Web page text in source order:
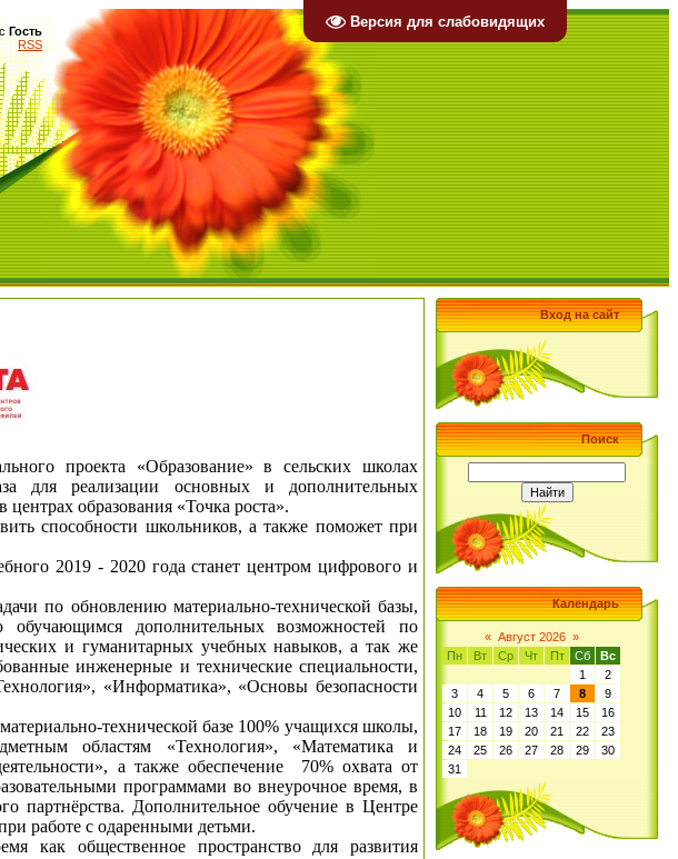
Версия для слабовидящих
Гость
RSS
проекта «Образование» в сельских школах
для реализации основных и дополнительных
образования «Точка роста».
способности школьников, а также поможет при
2019 - 2020 года станет центром цифрового и
по обновлению материально-технической базы,
обучающимся дополнительных возможностей по
и гуманитарных учебных навыков, а так же
инженерные и технические специальности,
«Информатика», «Основы безопасности
технической базе 100% учащихся школы,
областям «Технология», «Математика и
а также обеспечение 70% охвата от
программами во внеурочное время, в
партнёрства. Дополнительное обучение в Центре
работе с одаренными детьми.
как общественное пространство для развития
Вход на сайт
Поиск
Календарь
« Август 2026 »
Пн
Вт Ср Чт Пт Сб
Вс
1
2
3
4 5 6 7 8
9
10
11 12 13 14 15
16
17
18 19 20 21 22
23
24
25 26 27 28 29
30
31